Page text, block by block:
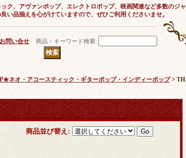
ク、アヴァンポップ、エレクトロポップ、映画関連など多数のジャ
い品揃えを心がけていますので、ぜひご利用くださいませ。
お問い合せ 商品・キーワード検索:
ネオ・アコースティック・ギターポップ・インディーポップ> TH
商品並び替え :